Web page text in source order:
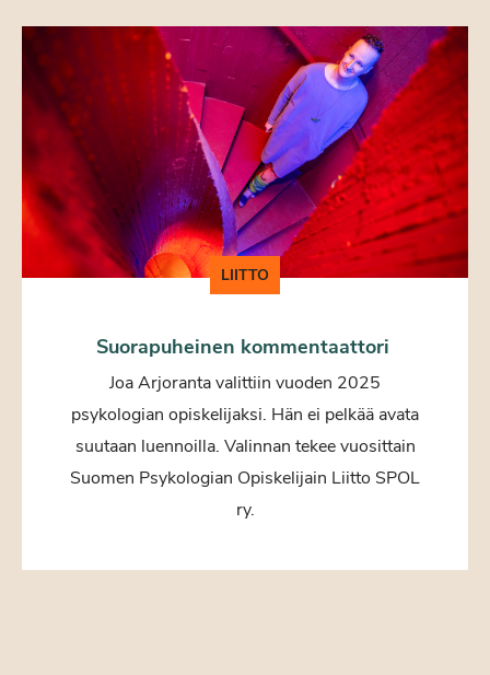
LIITTO
Suorapuheinen kommentaattori
Joa Arjoranta valittiin vuoden 2025
psykologian opiskelijaksi. Hän ei pelkää avata
suutaan luennoilla. Valinnan tekee vuosittain
Suomen Psykologian Opiskelijain Liitto SPOL
ry.